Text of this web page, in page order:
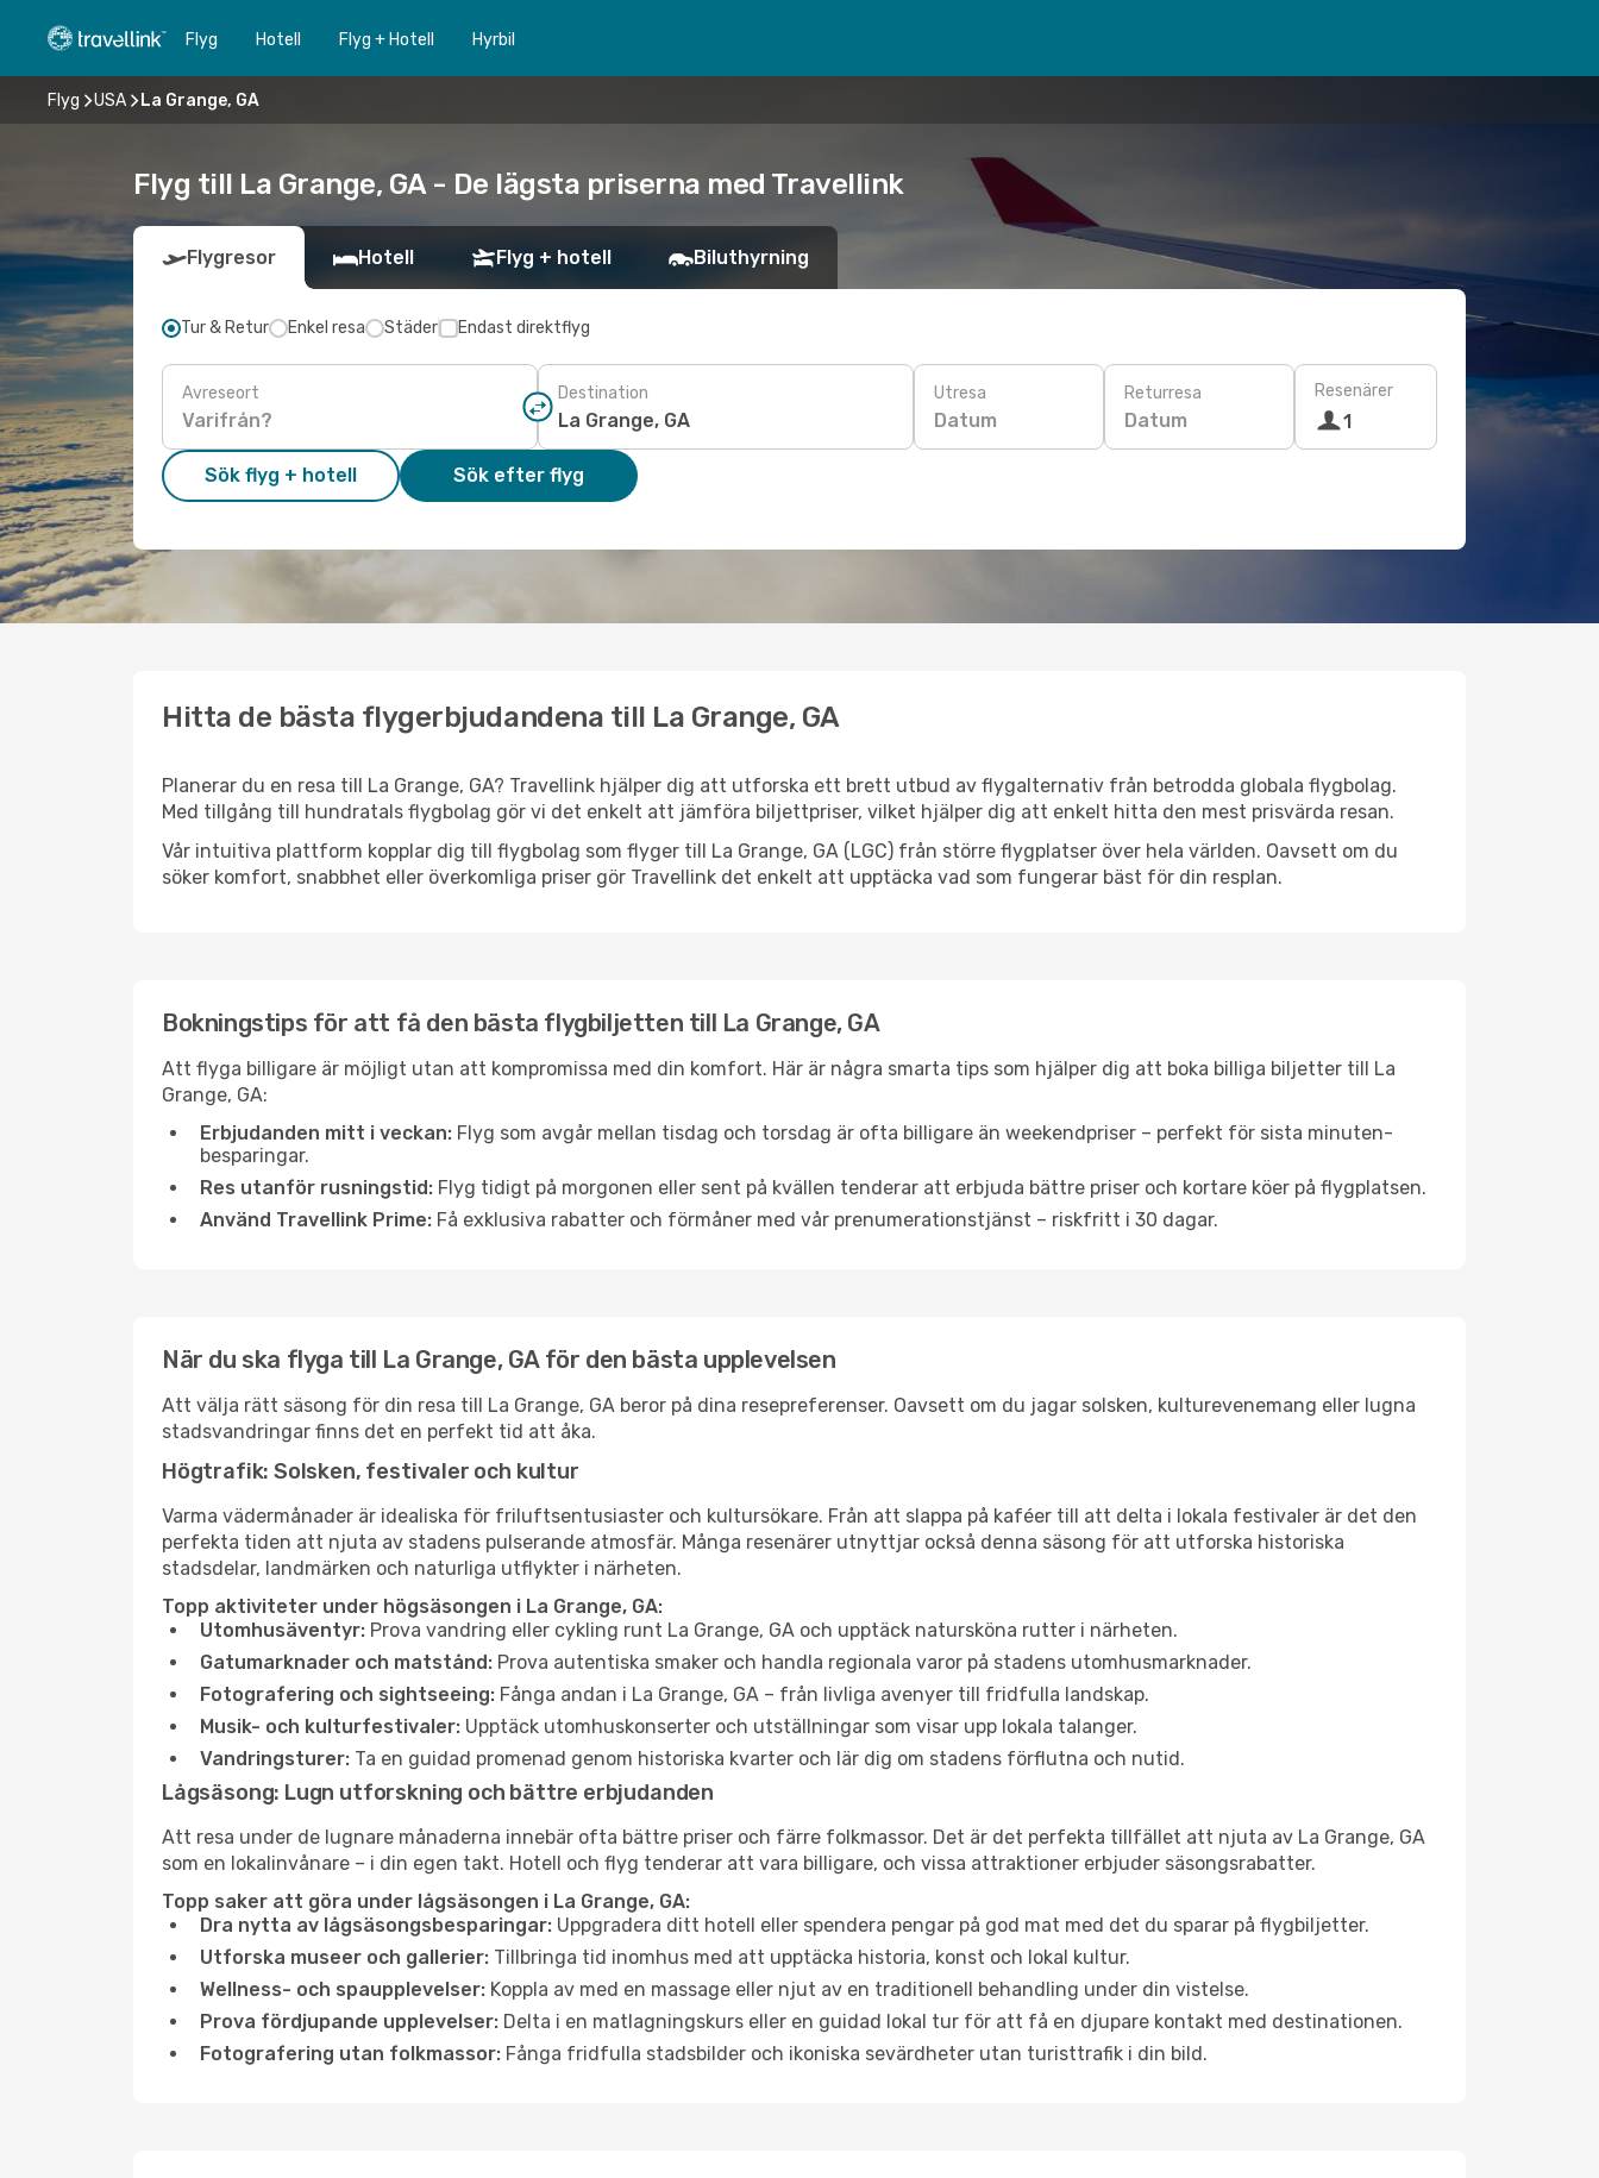
Flyg Hotell Flyg + Hotell Hyrbil
Flyg USA La Grange, GA
Flyg till La Grange, GA - De lägsta priserna med Travellink
Flygresor Hotell Flyg + hotell Biluthyrning
Tur & Retur Enkel resa Städer Endast direktflyg
Avreseort Destination Utresa
Datum
Returresa
Datum
Resenärer
1
Sök flyg + hotell Sök efter flyg
Hitta de bästa flygerbjudandena till La Grange, GA
Planerar du en resa till La Grange, GA? Travellink hjälper dig att utforska ett brett utbud av flygalternativ från betrodda globala flygbolag.
Med tillgång till hundratals flygbolag gör vi det enkelt att jämföra biljettpriser, vilket hjälper dig att enkelt hitta den mest prisvärda resan.
Vår intuitiva plattform kopplar dig till flygbolag som flyger till La Grange, GA (LGC) från större flygplatser över hela världen. Oavsett om du
söker komfort, snabbhet eller överkomliga priser gör Travellink det enkelt att upptäcka vad som fungerar bäst för din resplan.
Bokningstips för att få den bästa flygbiljetten till La Grange, GA
Att flyga billigare är möjligt utan att kompromissa med din komfort. Här är några smarta tips som hjälper dig att boka billiga biljetter till La
Grange, GA:
Erbjudanden mitt i veckan: Flyg som avgår mellan tisdag och torsdag är ofta billigare än weekendpriser – perfekt för sista minuten-
besparingar.
Res utanför rusningstid: Flyg tidigt på morgonen eller sent på kvällen tenderar att erbjuda bättre priser och kortare köer på flygplatsen.
Använd Travellink Prime: Få exklusiva rabatter och förmåner med vår prenumerationstjänst – riskfritt i 30 dagar.
När du ska flyga till La Grange, GA för den bästa upplevelsen
Att välja rätt säsong för din resa till La Grange, GA beror på dina resepreferenser. Oavsett om du jagar solsken, kulturevenemang eller lugna
stadsvandringar finns det en perfekt tid att åka.
Högtrafik: Solsken, festivaler och kultur
Varma vädermånader är idealiska för friluftsentusiaster och kultursökare. Från att slappa på kaféer till att delta i lokala festivaler är det den
perfekta tiden att njuta av stadens pulserande atmosfär. Många resenärer utnyttjar också denna säsong för att utforska historiska
stadsdelar, landmärken och naturliga utflykter i närheten.
Topp aktiviteter under högsäsongen i La Grange, GA:
Utomhusäventyr: Prova vandring eller cykling runt La Grange, GA och upptäck natursköna rutter i närheten.
Gatumarknader och matstånd: Prova autentiska smaker och handla regionala varor på stadens utomhusmarknader.
Fotografering och sightseeing: Fånga andan i La Grange, GA – från livliga avenyer till fridfulla landskap.
Musik- och kulturfestivaler: Upptäck utomhuskonserter och utställningar som visar upp lokala talanger.
Vandringsturer: Ta en guidad promenad genom historiska kvarter och lär dig om stadens förflutna och nutid.
Lågsäsong: Lugn utforskning och bättre erbjudanden
Att resa under de lugnare månaderna innebär ofta bättre priser och färre folkmassor. Det är det perfekta tillfället att njuta av La Grange, GA
som en lokalinvånare – i din egen takt. Hotell och flyg tenderar att vara billigare, och vissa attraktioner erbjuder säsongsrabatter.
Topp saker att göra under lågsäsongen i La Grange, GA:
Dra nytta av lågsäsongsbesparingar: Uppgradera ditt hotell eller spendera pengar på god mat med det du sparar på flygbiljetter.
Utforska museer och gallerier: Tillbringa tid inomhus med att upptäcka historia, konst och lokal kultur.
Wellness- och spaupplevelser: Koppla av med en massage eller njut av en traditionell behandling under din vistelse.
Prova fördjupande upplevelser: Delta i en matlagningskurs eller en guidad lokal tur för att få en djupare kontakt med destinationen.
Fotografering utan folkmassor: Fånga fridfulla stadsbilder och ikoniska sevärdheter utan turisttrafik i din bild.